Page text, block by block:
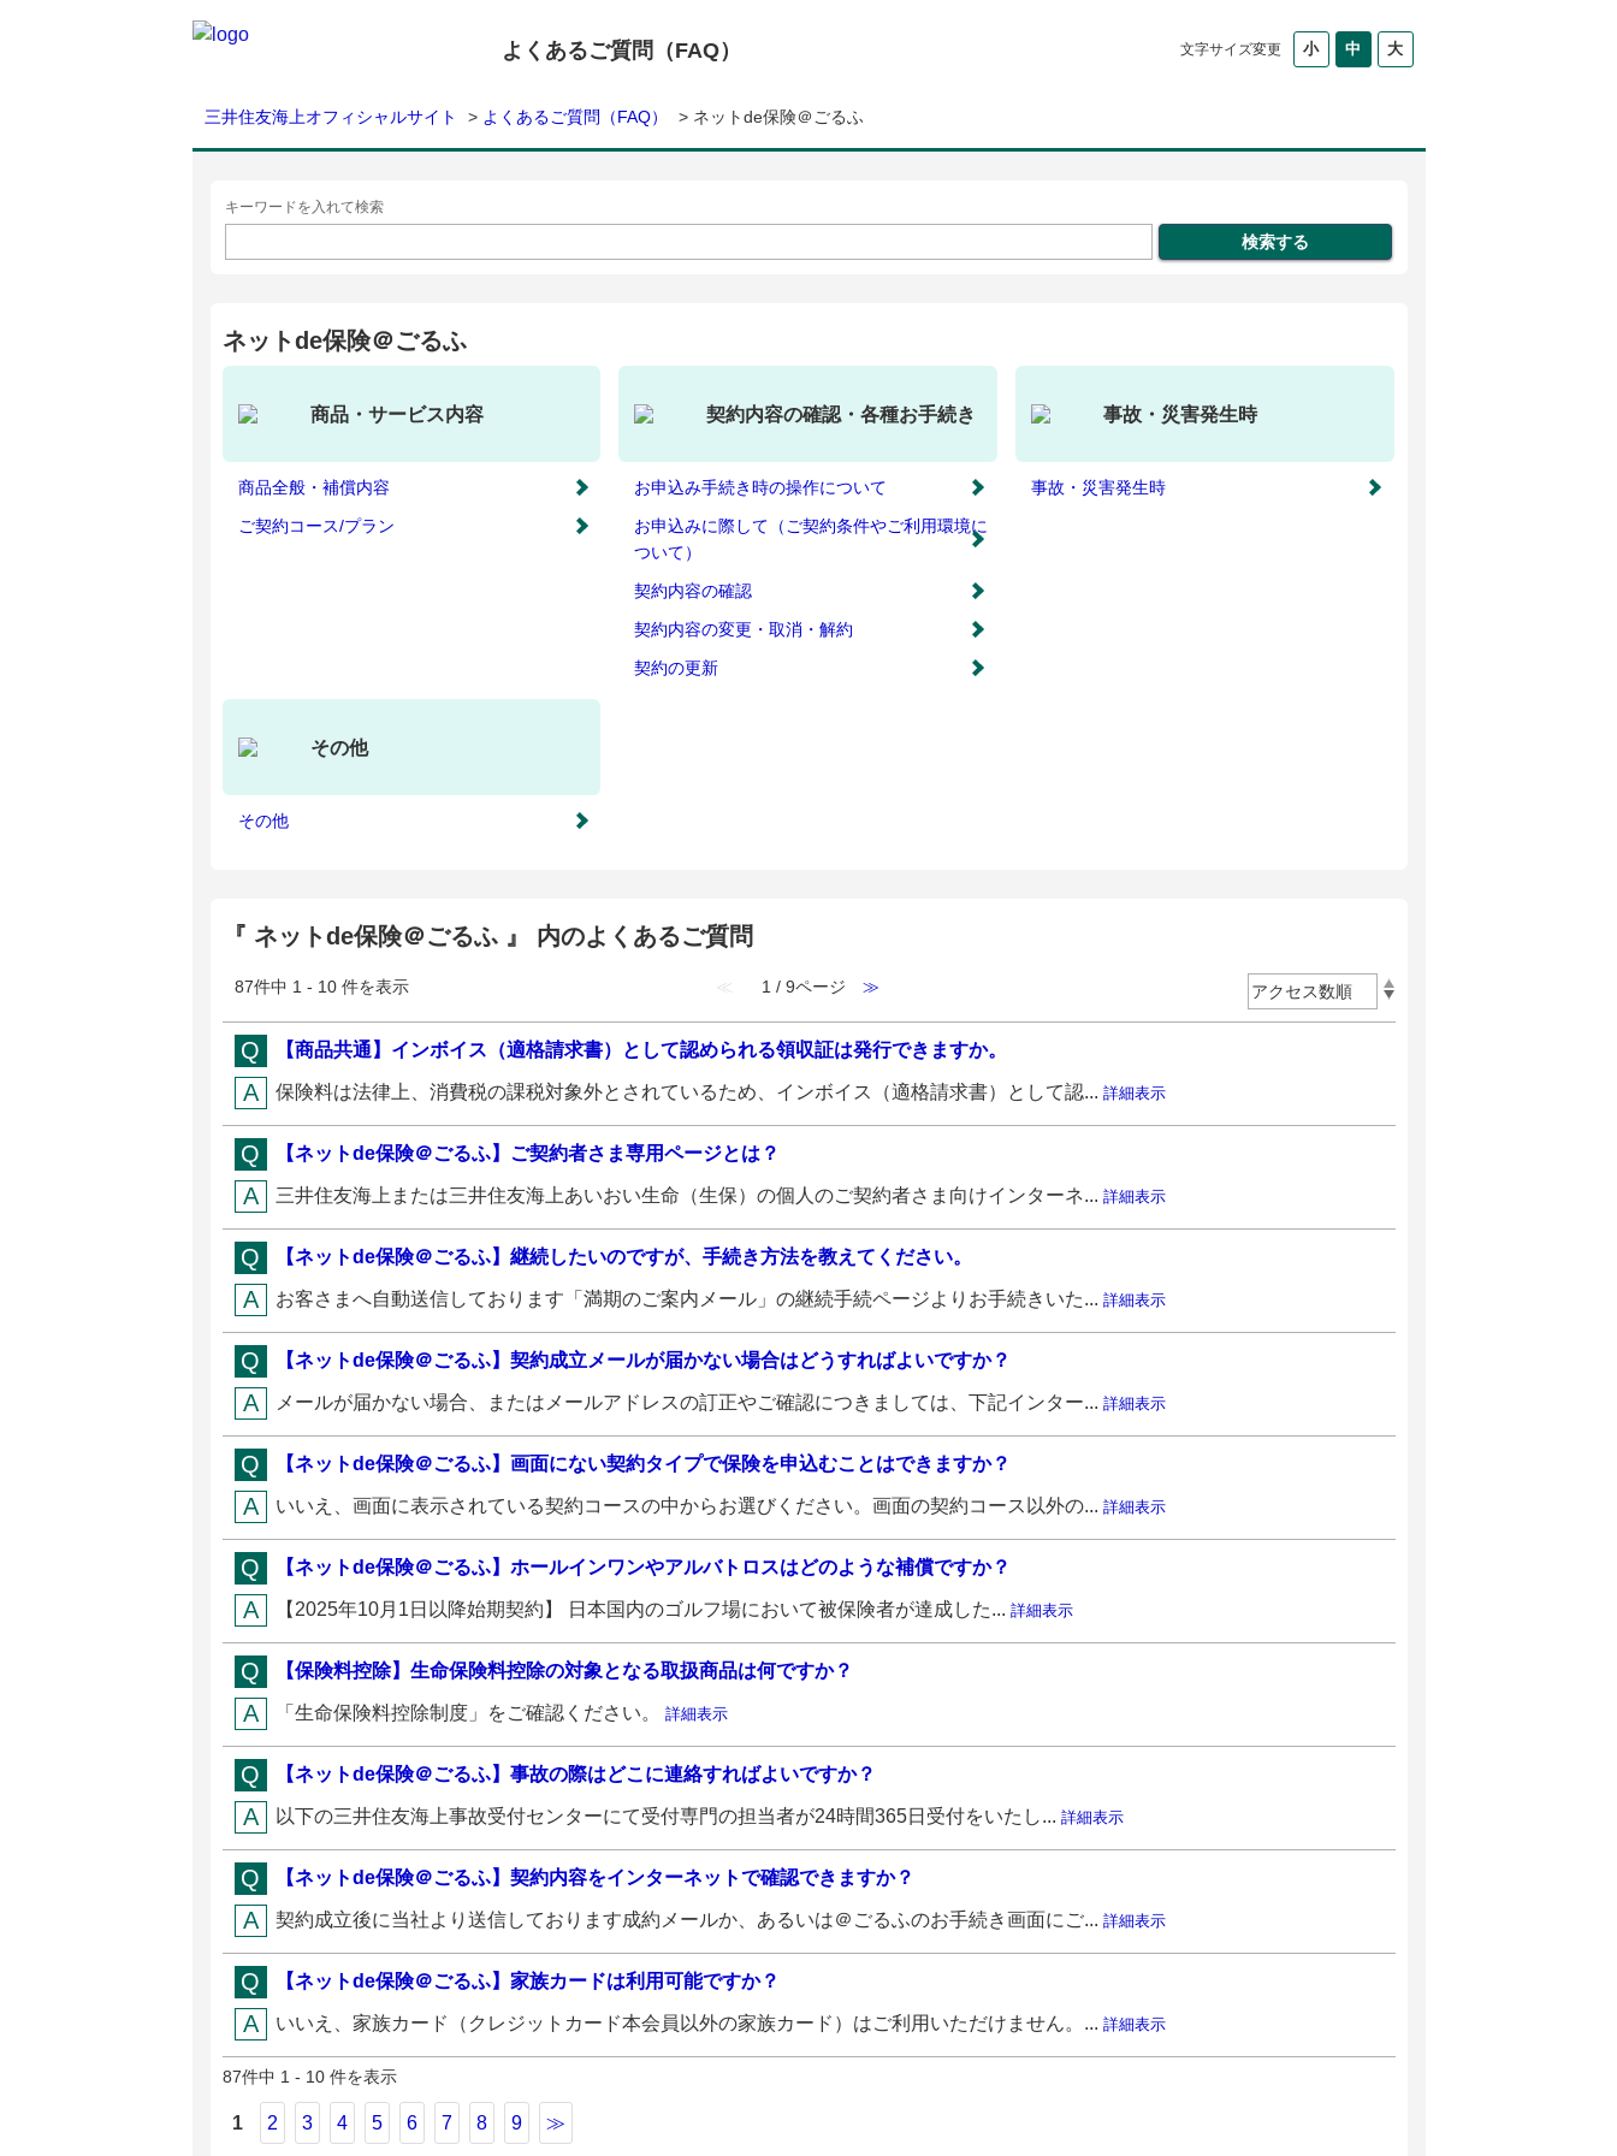
よくあるご質問（FAQ） 文字サイズ変更
三井住友海上オフィシャルサイト > よくあるご質問（FAQ） > ネットde保険＠ごるふ
キーワードを入れて検索
ネットde保険＠ごるふ
商品・サービス内容
商品全般・補償内容
ご契約コース/プラン
契約内容の確認・各種お手続き
お申込み手続き時の操作について
お申込みに際して（ご契約条件やご利用環境に
ついて）
契約内容の確認
契約内容の変更・取消・解約
契約の更新
事故・災害発生時
事故・災害発生時
その他
その他
『 ネットde保険＠ごるふ 』 内のよくあるご質問
87件中 1 - 10 件を表示 ≪ 1 / 9ページ ≫
【商品共通】インボイス（適格請求書）として認められる領収証は発行できますか。
保険料は法律上、消費税の課税対象外とされているため、インボイス（適格請求書）として認... 詳細表示
【ネットde保険＠ごるふ】ご契約者さま専用ページとは？
三井住友海上または三井住友海上あいおい生命（生保）の個人のご契約者さま向けインターネ... 詳細表示
【ネットde保険＠ごるふ】継続したいのですが、手続き方法を教えてください。
お客さまへ自動送信しております「満期のご案内メール」の継続手続ページよりお手続きいた... 詳細表示
【ネットde保険＠ごるふ】契約成立メールが届かない場合はどうすればよいですか？
メールが届かない場合、またはメールアドレスの訂正やご確認につきましては、下記インター... 詳細表示
【ネットde保険＠ごるふ】画面にない契約タイプで保険を申込むことはできますか？
いいえ、画面に表示されている契約コースの中からお選びください。画面の契約コース以外の... 詳細表示
【ネットde保険＠ごるふ】ホールインワンやアルバトロスはどのような補償ですか？
【2025年10月1日以降始期契約】 日本国内のゴルフ場において被保険者が達成した... 詳細表示
【保険料控除】生命保険料控除の対象となる取扱商品は何ですか？
「生命保険料控除制度」をご確認ください。 詳細表示
【ネットde保険＠ごるふ】事故の際はどこに連絡すればよいですか？
以下の三井住友海上事故受付センターにて受付専門の担当者が24時間365日受付をいたし... 詳細表示
【ネットde保険＠ごるふ】契約内容をインターネットで確認できますか？
契約成立後に当社より送信しております成約メールか、あるいは＠ごるふのお手続き画面にご... 詳細表示
【ネットde保険＠ごるふ】家族カードは利用可能ですか？
いいえ、家族カード（クレジットカード本会員以外の家族カード）はご利用いただけません。... 詳細表示
87件中 1 - 10 件を表示
1 2 3 4 5 6 7 8 9 ≫